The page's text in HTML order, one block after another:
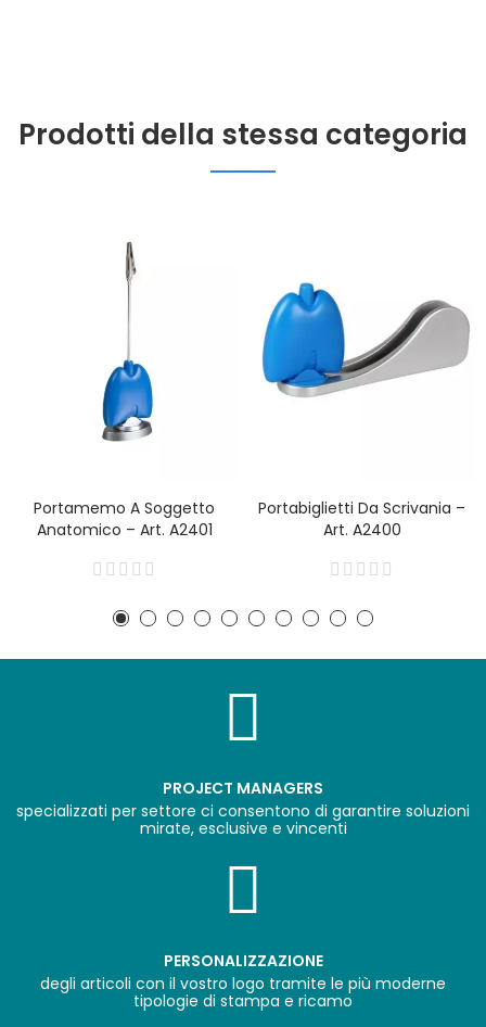
Prodotti della stessa categoria
Portamemo A Soggetto
Anatomico – Art. A2401
Portabiglietti Da Scrivania –
Art. A2400
PROJECT MANAGERS
specializzati per settore ci consentono di garantire soluzioni
mirate, esclusive e vincenti
PERSONALIZZAZIONE
degli articoli con il vostro logo tramite le più moderne
tipologie di stampa e ricamo